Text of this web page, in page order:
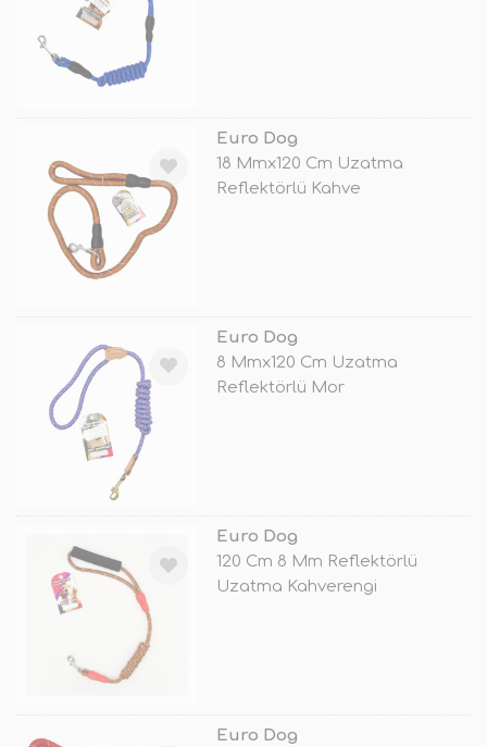
Euro Dog
18 Mmx120 Cm Uzatma
Reflektörlü Kahve
Euro Dog
8 Mmx120 Cm Uzatma
Reflektörlü Mor
Euro Dog
120 Cm 8 Mm Reflektörlü
Uzatma Kahverengi
Euro Dog